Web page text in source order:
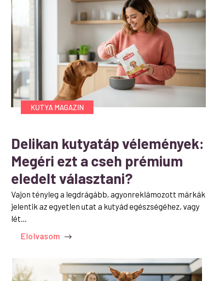
KUTYA MAGAZIN
Delikan kutyatáp vélemények:
Megéri ezt a cseh prémium
eledelt választani?
Vajon tényleg a legdrágább, agyonreklámozott márkák
jelentik az egyetlen utat a kutyád egészségéhez, vagy
lét...
Elolvasom